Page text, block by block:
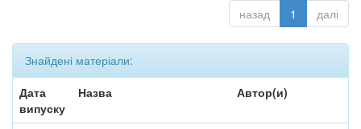
назад 1 далі
Знайдені матеріали:
Дата
випуску
Назва Автор(и)